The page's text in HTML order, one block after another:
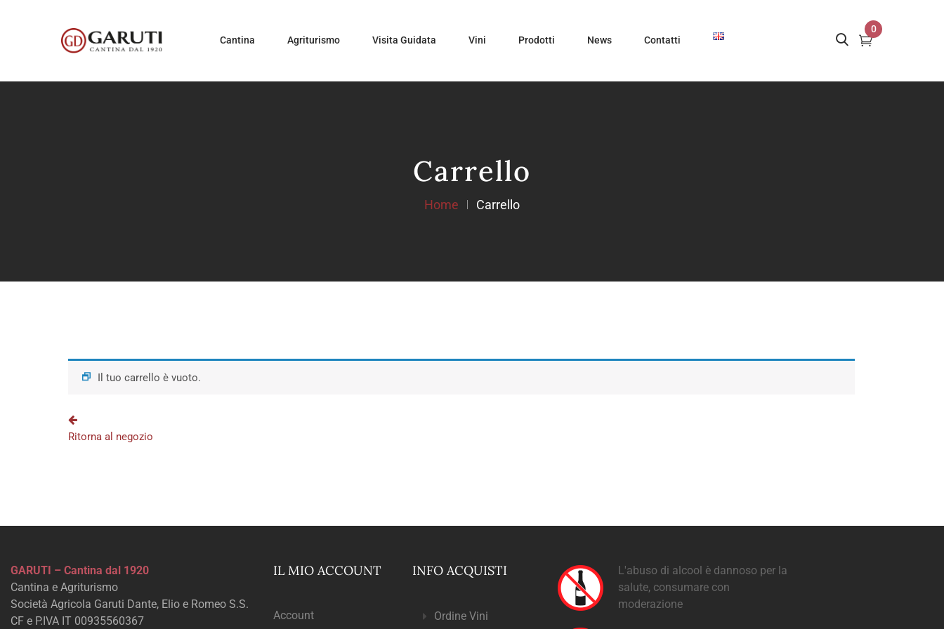
Cantina Agriturismo Visita Guidata Vini Prodotti News Contatti
0
Carrello
Home Carrello
Il tuo carrello è vuoto.
Ritorna al negozio
GARUTI – Cantina dal 1920
Cantina e Agriturismo
Società Agricola Garuti Dante, Elio e Romeo S.S.
CF e P.IVA IT 00935560367
IL MIO ACCOUNT
Account
INFO ACQUISTI
Ordine Vini
L'abuso di alcool è dannoso per la
salute, consumare con
moderazione